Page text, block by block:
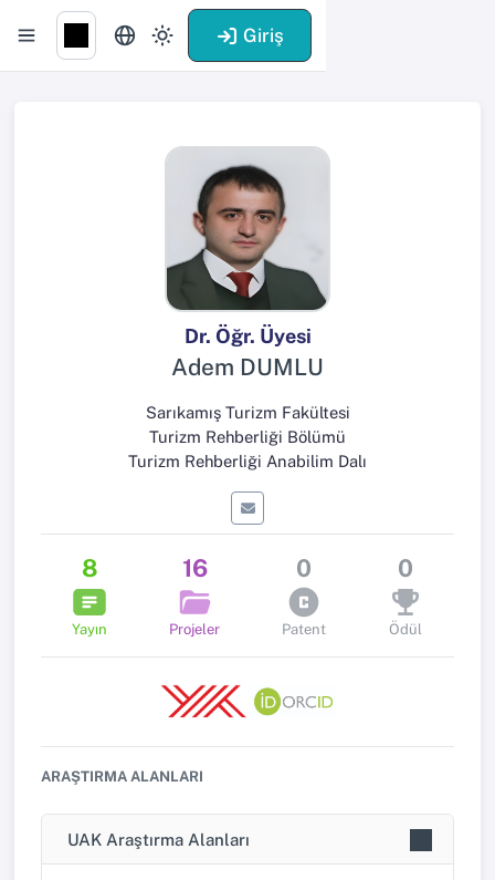
Giriş
Dr. Öğr. Üyesi
Adem DUMLU
Sarıkamış Turizm Fakültesi
Turizm Rehberliği Bölümü
Turizm Rehberliği Anabilim Dalı
8
Yayın
16
Projeler
0
Patent
0
Ödül
ARAŞTIRMA ALANLARI
UAK Araştırma Alanları